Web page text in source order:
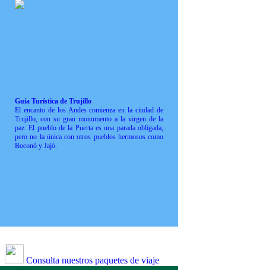
Guía Turística de Trujillo
El encanto de los Andes comienza en la ciudad de
Trujillo, con su gran monumento a la virgen de la
paz. El pueblo de la Puerta es una parada obligada,
pero no la única con otros pueblos hermosos como
Boconó y Jajó.
Consulta nuestros paquetes de viaje